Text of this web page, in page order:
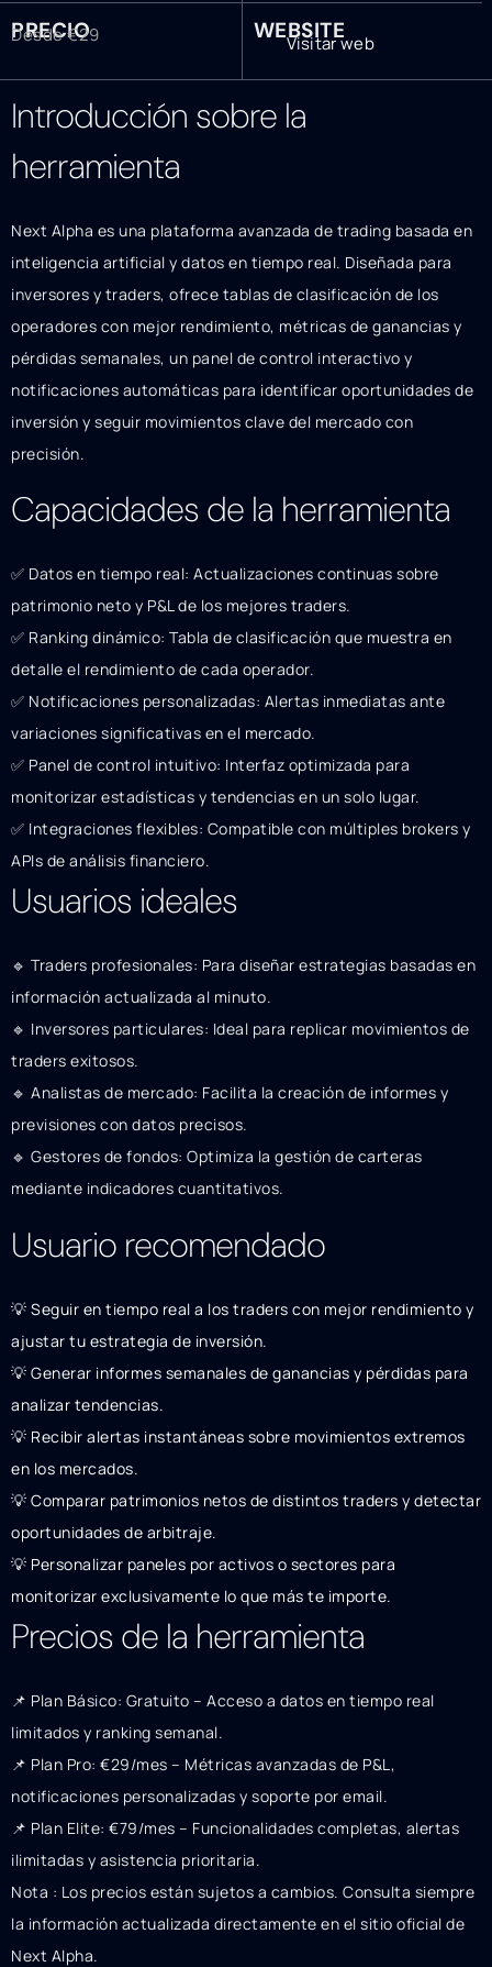
PRECIO
Desde €29 WEBSITE
Visitar web
Introducción sobre la
herramienta
Next Alpha es una plataforma avanzada de trading basada en
inteligencia artificial y datos en tiempo real. Diseñada para
inversores y traders, ofrece tablas de clasificación de los
operadores con mejor rendimiento, métricas de ganancias y
pérdidas semanales, un panel de control interactivo y
notificaciones automáticas para identificar oportunidades de
inversión y seguir movimientos clave del mercado con
precisión.
Capacidades de la herramienta
✅ Datos en tiempo real: Actualizaciones continuas sobre
patrimonio neto y P&L de los mejores traders.
✅ Ranking dinámico: Tabla de clasificación que muestra en
detalle el rendimiento de cada operador.
✅ Notificaciones personalizadas: Alertas inmediatas ante
variaciones significativas en el mercado.
✅ Panel de control intuitivo: Interfaz optimizada para
monitorizar estadísticas y tendencias en un solo lugar.
✅ Integraciones flexibles: Compatible con múltiples brokers y
APIs de análisis financiero.
Usuarios ideales
🔹 Traders profesionales: Para diseñar estrategias basadas en
información actualizada al minuto.
🔹 Inversores particulares: Ideal para replicar movimientos de
traders exitosos.
🔹 Analistas de mercado: Facilita la creación de informes y
previsiones con datos precisos.
🔹 Gestores de fondos: Optimiza la gestión de carteras
mediante indicadores cuantitativos.
Usuario recomendado
💡 Seguir en tiempo real a los traders con mejor rendimiento y
ajustar tu estrategia de inversión.
💡 Generar informes semanales de ganancias y pérdidas para
analizar tendencias.
💡 Recibir alertas instantáneas sobre movimientos extremos
en los mercados.
💡 Comparar patrimonios netos de distintos traders y detectar
oportunidades de arbitraje.
💡 Personalizar paneles por activos o sectores para
monitorizar exclusivamente lo que más te importe.
Precios de la herramienta
📌 Plan Básico: Gratuito – Acceso a datos en tiempo real
limitados y ranking semanal.
📌 Plan Pro: €29/mes – Métricas avanzadas de P&L,
notificaciones personalizadas y soporte por email.
📌 Plan Elite: €79/mes – Funcionalidades completas, alertas
ilimitadas y asistencia prioritaria.
Nota : Los precios están sujetos a cambios. Consulta siempre
la información actualizada directamente en el sitio oficial de
Next Alpha.